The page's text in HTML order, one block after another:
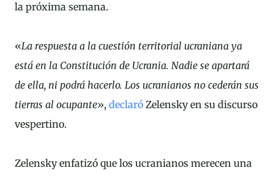
la próxima semana.
«La respuesta a la cuestión territorial ucraniana ya
está en la Constitución de Ucrania. Nadie se apartará
de ella, ni podrá hacerlo. Los ucranianos no cederán sus
tierras al ocupante», declaró Zelensky en su discurso
vespertino.
Zelensky enfatizó que los ucranianos merecen una